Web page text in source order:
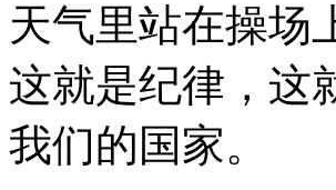
天气里站在操场
这就是纪律，这
我们的国家。